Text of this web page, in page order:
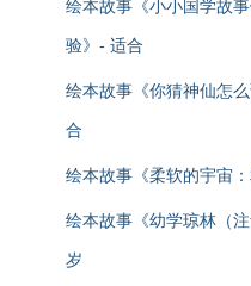
绘本故事《小小国学故
验》- 适合
绘本故事《你猜神仙怎
合
绘本故事《柔软的宇宙
绘本故事《幼学琼林（
岁